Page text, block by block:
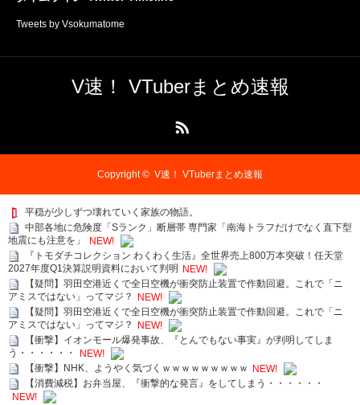
Tweets by Vsokumatome
V速！ VTuberまとめ速報
Copyright © V速！ VTuberまとめ速報
平穏が少しずつ壊れていく家族の物語。
中部各地に危険度「Sランク」断層帯 専門家「南海トラフだけでなく直下型
地震にも注意を」
NEW!
『トモダチコレクション わくわく生活』全世界売上800万本突破！任天堂
2027年度Q1決算説明資料において判明 NEW!
【疑問】羽田空港近くで全日空機が衝突防止装置で作動回避。これで「ニ
アミスではない」ってマジ？
NEW!
【疑問】羽田空港近くで全日空機が衝突防止装置で作動回避。これで「ニ
アミスではない」ってマジ？
NEW!
【衝撃】イオンモール爆発事故、『とんでもない事実』が判明してしま
う・・・・・・
NEW!
【衝撃】NHK、ようやく気づくｗｗｗｗｗｗｗｗｗ NEW!
【消費減税】お弁当屋、『衝撃的な発言』をしてしまう・・・・・・
NEW!